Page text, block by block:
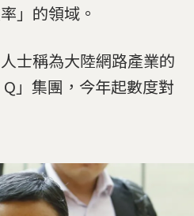
」的領域。
士稱為大陸網路產業的
Q」集團，今年起數度對